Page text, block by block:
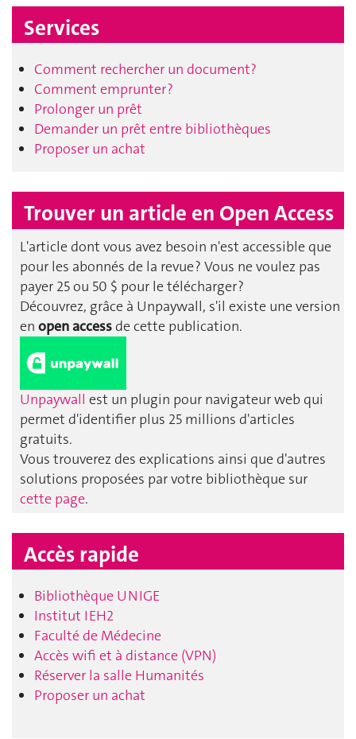
Services
Comment rechercher un document?
Comment emprunter ?
Prolonger un prêt
Demander un prêt entre bibliothèques
Proposer un achat
Trouver un article en Open Access
L'article dont vous avez besoin n'est accessible que
pour les abonnés de la revue ? Vous ne voulez pas
payer 25 ou 50 $ pour le télécharger ?
Découvrez, grâce à Unpaywall, s'il existe une version
en open access de cette publication.
Unpaywall est un plugin pour navigateur web qui
permet d'identifier plus 25 millions d'articles
gratuits.
Vous trouverez des explications ainsi que d'autres
solutions proposées par votre bibliothèque sur
cette page.
Accès rapide
Bibliothèque UNIGE
Institut IEH2
Faculté de Médecine
Accès wifi et à distance (VPN)
Réserver la salle Humanités
Proposer un achat